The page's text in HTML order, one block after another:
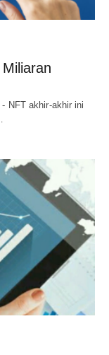
NFT akhir-akhir ini